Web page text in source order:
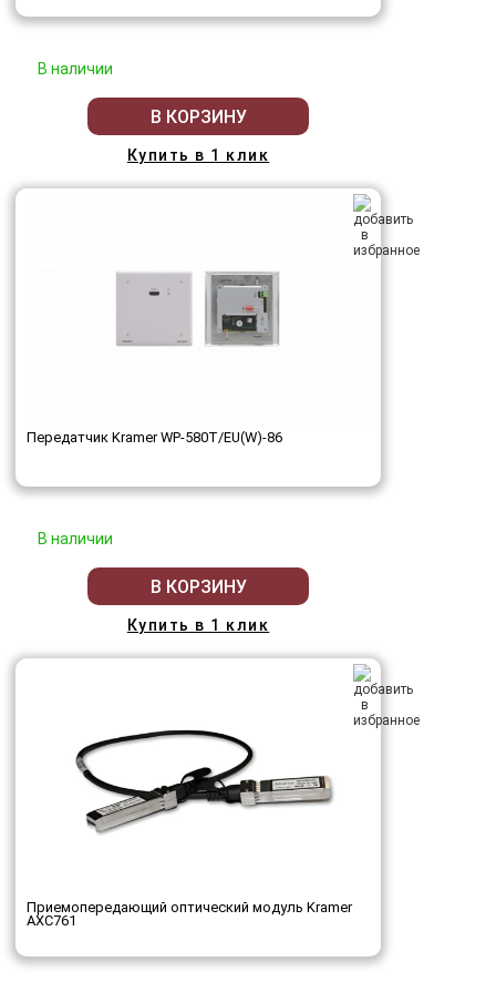
В наличии
В КОРЗИНУ
Купить в 1 клик
Передатчик Kramer WP-580T/EU(W)-86
В наличии
В КОРЗИНУ
Купить в 1 клик
Приемопередающий оптический модуль Kramer
AXC761